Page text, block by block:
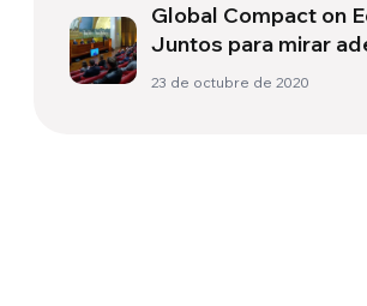
Global Compact on
Juntos para mirar
23 de octubre de 2020